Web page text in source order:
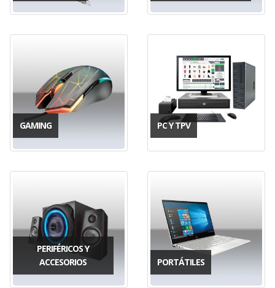
GAMING PC Y TPV
PERIFÉRICOS Y
ACCESORIOS
PORTÁTILES